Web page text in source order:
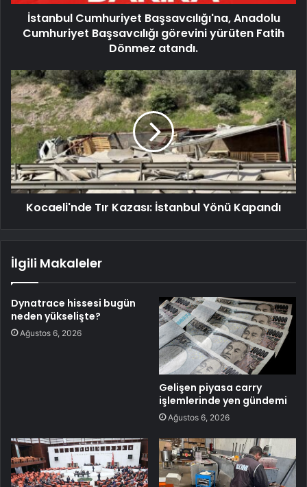
İstanbul Cumhuriyet Başsavcılığı'na, Anadolu
Cumhuriyet Başsavcılığı görevini yürüten Fatih
Dönmez atandı.
Kocaeli'nde Tır Kazası: İstanbul Yönü Kapandı
İlgili Makaleler
Dynatrace hissesi bugün
neden yükselişte?
Ağustos 6, 2026
Gelişen piyasa carry
işlemlerinde yen gündemi
Ağustos 6, 2026